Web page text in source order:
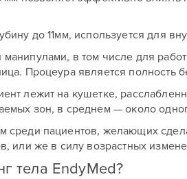
до 11мм, используется для
в том числе для
Процеура является полность
лежит на кушетке,
зон, в среднем — около
среди пациентов, желающих
или же в силу возрастных
тела EndyMed?